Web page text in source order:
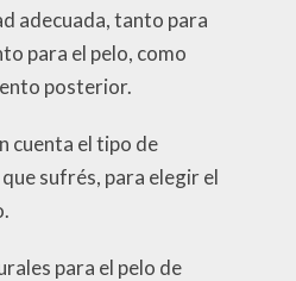
adecuada, tanto para
para el pelo, como
posterior.
cuenta el tipo de
sufrés, para elegir el
para el pelo de